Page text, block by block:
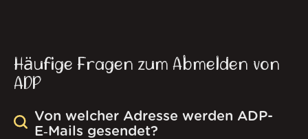
Häufige Fragen zum Abmelden von
ADP
Von welcher Adresse werden ADP-
E‑Mails gesendet?